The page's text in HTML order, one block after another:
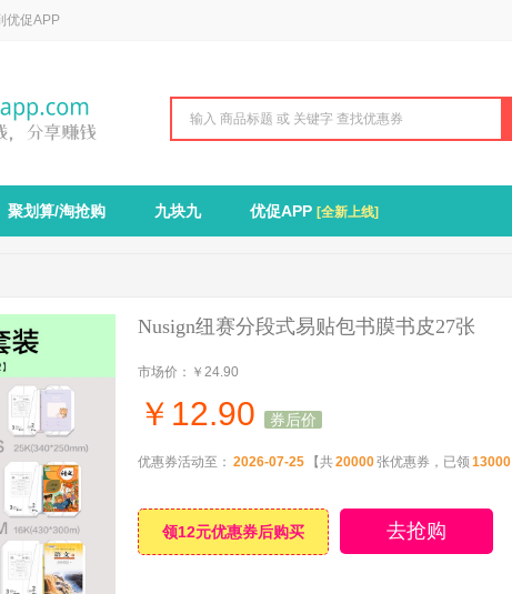
优促APP
聚划算/淘抢购 九块九 优促APP [全新上线]
Nusign纽赛分段式易贴包书膜书皮27张
市场价： ￥24.90
￥ 12.90 券后价
优惠券活动至： 2026-07-25 【共20000张优惠券，已领 13000
领12元优惠券后购买 去抢购